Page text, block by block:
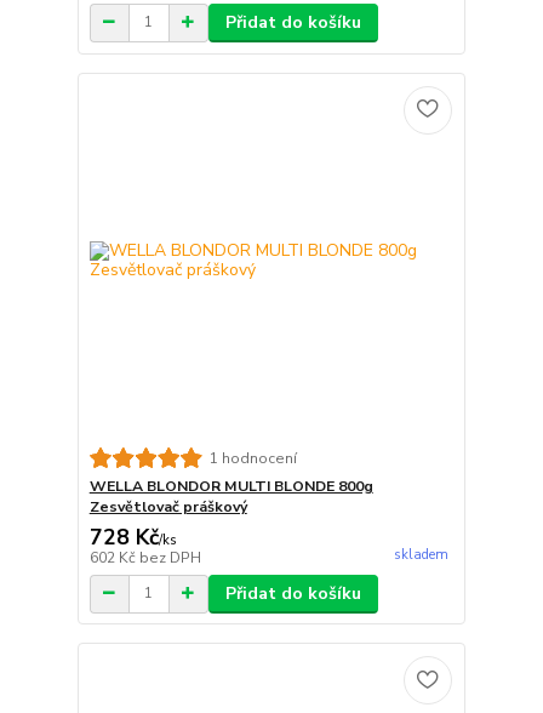
Přidat do košíku
1 hodnocení
WELLA BLONDOR MULTI BLONDE 800g
Zesvětlovač práškový
728 Kč/ks
602 Kč bez DPH skladem
Přidat do košíku